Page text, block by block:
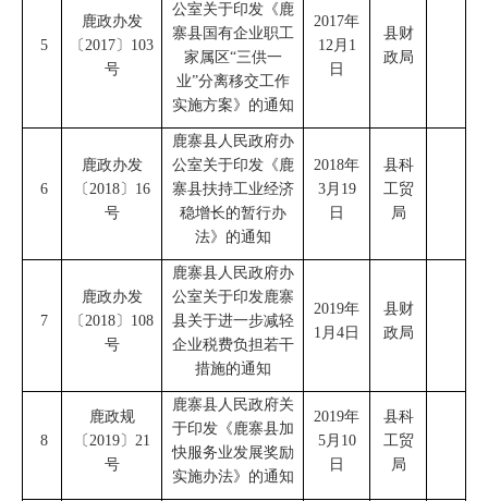
5
鹿政办发
〔 2017 〕 103
号
公室关于印发《鹿
寨县国有企业职工
家属区“三供一
业”分离移交工作
实施方案》 的通知
2017年
12月 1
日
县财
政局
6
鹿政办发
〔 2018〕 16
号
鹿寨县人民政府办
公室关于印发《鹿
寨县扶持工业经济
稳增长的暂行办
法》的通知
2018年
3月 19
日
县科
工贸
局
7
鹿政办发
〔 2018 〕 108
号
鹿寨县人民政府办
公室关于印发鹿寨
县关于进一步减轻
企业税费负担若干
措施的通知
2019年
1 月 4 日
县财
政局
8
鹿政规
〔 2019〕 21
号
鹿寨县人民政府关
于印发《鹿寨县加
快服务业发展奖励
实施办法》 的通知
2019年
5月 10
日
县科
工贸
局